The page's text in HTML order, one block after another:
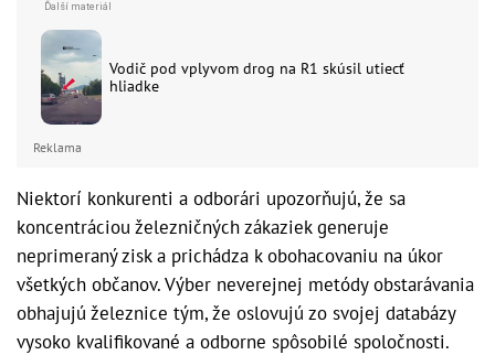
Vodič pod vplyvom drog na R1 skúsil utiecť
hliadke
Reklama
Niektorí konkurenti a odborári upozorňujú, že sa
koncentráciou železničných zákaziek generuje
neprimeraný zisk a prichádza k obohacovaniu na úkor
všetkých občanov. Výber neverejnej metódy obstarávania
obhajujú železnice tým, že oslovujú zo svojej databázy
vysoko kvalifikované a odborne spôsobilé spoločnosti.